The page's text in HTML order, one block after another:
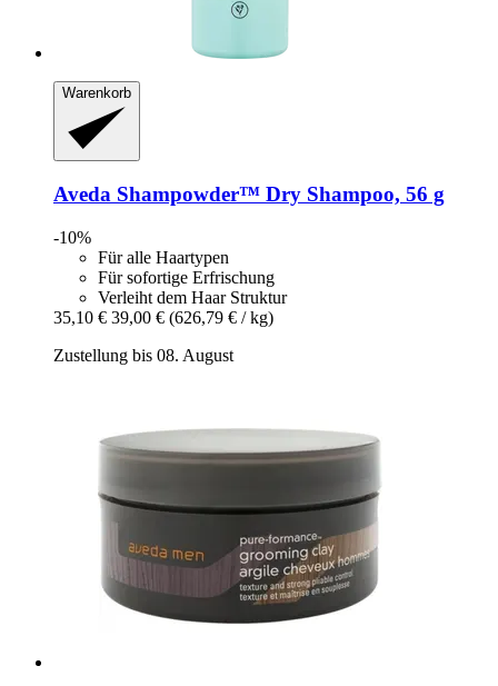
Warenkorb
Aveda Shampowder™ Dry Shampoo, 56 g
-10%
Für alle Haartypen
Für sofortige Erfrischung
Verleiht dem Haar Struktur
35,10 € 39,00 € (626,79 € / kg)
Zustellung bis 08. August